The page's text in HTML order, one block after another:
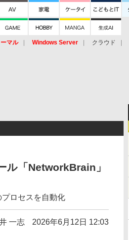
マル Windows Server クラウド
ル「NetworkBrain」
ロセスを自動化
一志 2026年6月12日 12:03